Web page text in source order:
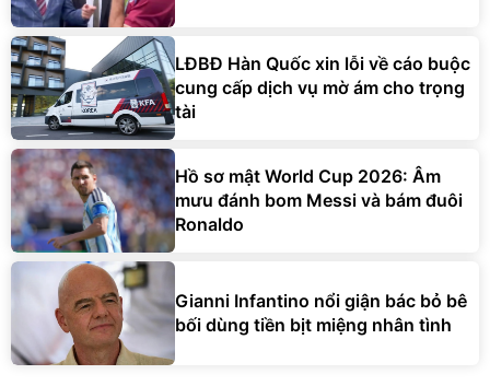
LĐBĐ Hàn Quốc xin lỗi về cáo buộc
cung cấp dịch vụ mờ ám cho trọng
tài
Hồ sơ mật World Cup 2026: Âm
mưu đánh bom Messi và bám đuôi
Ronaldo
Gianni Infantino nổi giận bác bỏ bê
bối dùng tiền bịt miệng nhân tình